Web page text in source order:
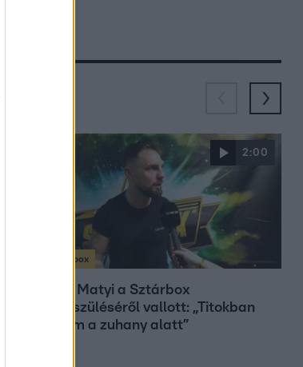
2:00
Sztárbox
BSW Matyi a Sztárbox
felkészüléséről vallott: „Titokban
sírtam a zuhany alatt”